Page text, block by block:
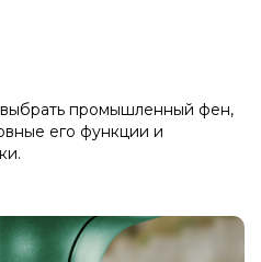
промышленный фен,
его функции и